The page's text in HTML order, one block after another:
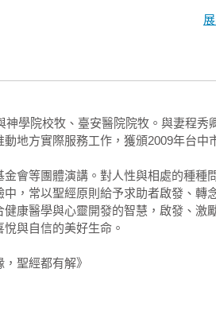
主要的問題出在個人站在自己立場，
果不彰的對話經常發生：
法這個時候接手！
需要你幫忙他原本做的事。
半的案子，恐怕無法完成任務。而主
誤解對方不甚講理。
學院校牧、臺安醫院院牧。與妻程秀
地方實際服務工作，獲頒2009年台中
會等團體演講。對人性與相處的種種
，常以聖經原則給予求助者啟發、轉
康醫學與心靈開發的智慧，啟發、激
與自信的美好生命。
聖經都有解》